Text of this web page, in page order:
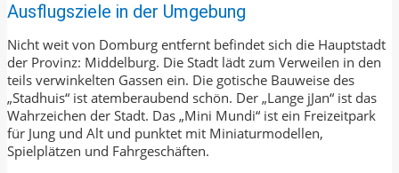
Ausflugsziele in der Umgebung
Nicht weit von Domburg entfernt befindet sich die Hauptstadt
der Provinz: Middelburg. Die Stadt lädt zum Verweilen in den
teils verwinkelten Gassen ein. Die gotische Bauweise des
„Stadhuis“ ist atemberaubend schön. Der „Lange jJan“ ist das
Wahrzeichen der Stadt. Das „Mini Mundi“ ist ein Freizeitpark
für Jung und Alt und punktet mit Miniaturmodellen,
Spielplätzen und Fahrgeschäften.